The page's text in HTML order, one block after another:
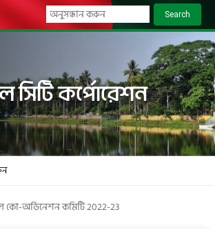
Search
সিটি কর্পোরেশন
কো-অর্ডিনেশন কমিটি 2022-23